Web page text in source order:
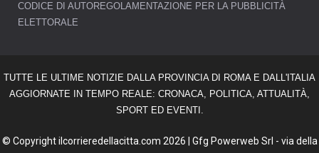
CODICE DI AUTOREGOLAMENTAZIONE PER LA PUBBLICITÀ
ELETTORALE
TUTTE LE ULTIME NOTIZIE DALLA PROVINCIA DI ROMA E DALL'ITALIA
AGGIORNATE IN TEMPO REALE: CRONACA, POLITICA, ATTUALITÀ,
SPORT ED EVENTI.
© Copyright ilcorrieredellacitta.com 2026 | Gfg Powerweb Srl - via della